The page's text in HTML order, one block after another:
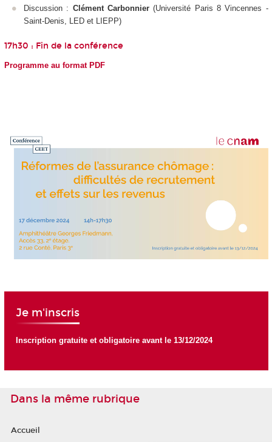
Discussion : Clément Carbonnier(Université Paris 8 Vincennes -
Saint-Denis, LED et LIEPP)
17h30 : Fin de la conférence
Programme au format PDF
Je m'inscris
Inscription gratuite et obligatoire avant le 13/12/2024
Dans la même rubrique
Accueil